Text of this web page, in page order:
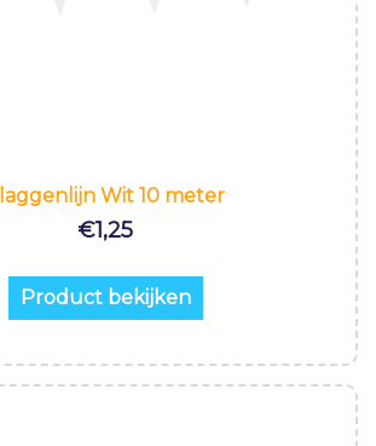
Wit 10 meter
€1,25
Product bekijken